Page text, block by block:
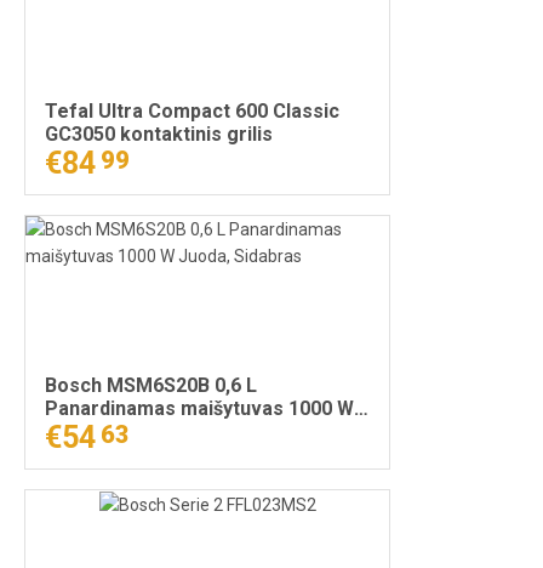
Tefal Ultra Compact 600 Classic
GC3050 kontaktinis grilis
€84 99
Bosch MSM6S20B 0,6 L
Panardinamas maišytuvas 1000 W
Juoda, Sidabras
€54 63